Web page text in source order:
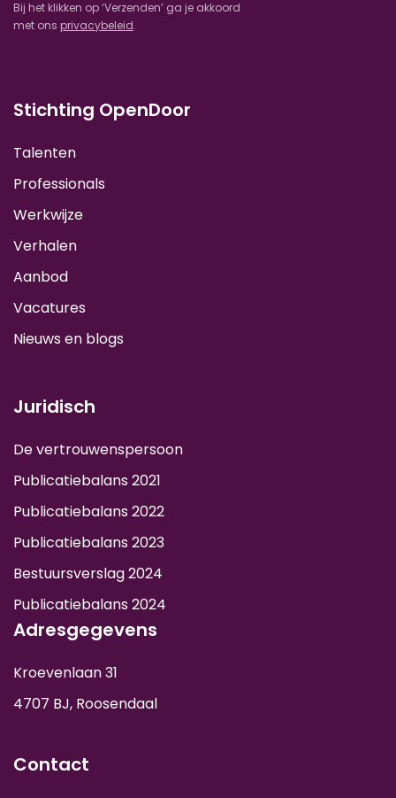
Bij het klikken op ‘Verzenden’ ga je akkoord
met ons privacybeleid.
Stichting OpenDoor
Talenten
Professionals
Werkwijze
Verhalen
Aanbod
Vacatures
Nieuws en blogs
Juridisch
De vertrouwenspersoon
Publicatiebalans 2021
Publicatiebalans 2022
Publicatiebalans 2023
Bestuursverslag 2024
Publicatiebalans 2024
Adresgegevens
Kroevenlaan 31
4707 BJ, Roosendaal
Contact